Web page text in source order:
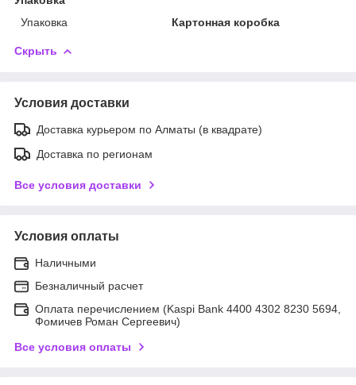
Упаковка
Картонная коробка
Скрыть
Условия доставки
Доставка курьером по Алматы (в квадрате)
Доставка по регионам
Все условия доставки
Условия оплаты
Наличными
Безналичный расчет
Оплата перечислением (Kaspi Bank 4400 4302 8230 5694,
Фомичев Роман Сергеевич)
Все условия оплаты